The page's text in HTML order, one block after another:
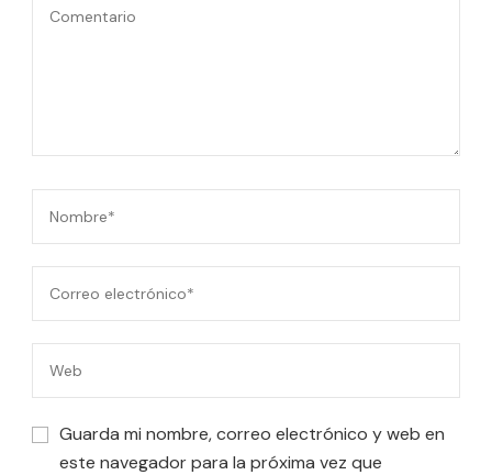
Guarda mi nombre, correo electrónico y web en
este navegador para la próxima vez que